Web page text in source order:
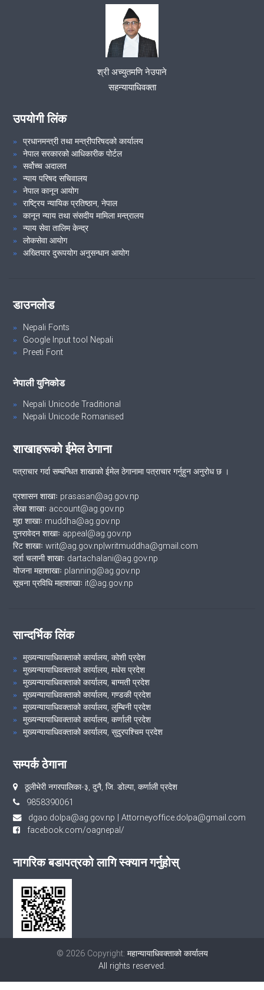
मिति २०७८।०९।१८ गते समन्वय समिति समितिको बैठक सम्पन्न ।
श्री अच्युतमणि नेउपाने
सहन्यायाधिवक्ता
उपयोगी लिंक
प्रधानमन्त्री तथा मन्त्रीपरिषदको कार्यालय
नेपाल सरकारको आधिकारीक पोर्टल
सर्वोच्च अदालत
न्याय परिषद सचिवालय
नेपाल कानून आयोग
राष्ट्रिय न्यायिक प्रतिष्ठान, नेपाल
कानून न्याय तथा संसदीय मामिला मन्त्रालय
न्याय सेवा तालिम केन्द्र
लोकसेवा आयोग
अख्तियार दुरूपयोग अनुसन्धान आयोग
डाउनलोड
Nepali Fonts
Google Input tool Nepali
Preeti Font
नेपाली युनिकोड
Nepali Unicode Traditional
Nepali Unicode Romanised
शाखाहरूको ईमेल ठेगाना
पत्राचार गर्दा सम्बन्धित शाखाको ईमेल ठेगानामा पत्राचार गर्नुहुन अनुरोध छ ।
प्रशासन शाखाः prasasan@ag.gov.np
लेखा शाखाः account@ag.gov.np
मुद्दा शाखाः muddha@ag.gov.np
पुनरावेदन शाखाः appeal@ag.gov.np
रिट शाखाः writ@ag.gov.np|writmuddha@gmail.com
दर्ता चलानी शाखाः dartachalani@ag.gov.np
योजना महाशाखाः planning@ag.gov.np
सूचना प्रविधि महाशाखाः it@ag.gov.np
सान्दर्भिक लिंक
मुख्यन्यायाधिवक्ताको कार्यालय, कोशी प्रदेश
मुख्यन्यायाधिवक्ताको कार्यालय, मधेस प्रदेश
मुख्यन्यायाधिवक्ताको कार्यालय, बाग्मती प्रदेश
मुख्यन्यायाधिवक्ताको कार्यालय, गण्डकी प्रदेश
मुख्यन्यायाधिवक्ताको कार्यालय, लुम्बिनी प्रदेश
मुख्यन्यायाधिवक्ताको कार्यालय, कर्णाली प्रदेश
मुख्यन्यायाधिवक्ताको कार्यालय, सुदुरपश्चिम प्रदेश
सम्पर्क ठेगाना
ठूलीभेरी नगरपालिका-३, दुनै, जि. डोल्पा, कर्णाली प्रदेश
9858390061
dgao.dolpa@ag.gov.np | Attorneyoffice.dolpa@gmail.com
facebook.com/oagnepal/
नागरिक बडापत्रको लागि स्क्यान गर्नुहोस्
© 2026 Copyright: महान्यायाधिवक्ताको कार्यालय
All rights reserved.